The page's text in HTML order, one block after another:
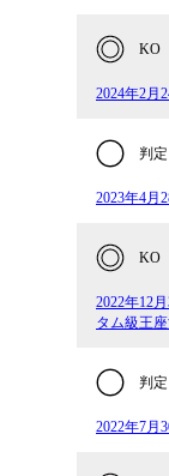
KO
2024年2月
判定
2023年4月
KO
2022年12
タム級王
判定
2022年7月